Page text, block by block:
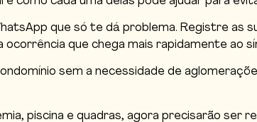
que só te dá problema. Registre as
que chega mais rapidamente ao
sem a necessidade de
piscina e quadras, agora precisarão ser